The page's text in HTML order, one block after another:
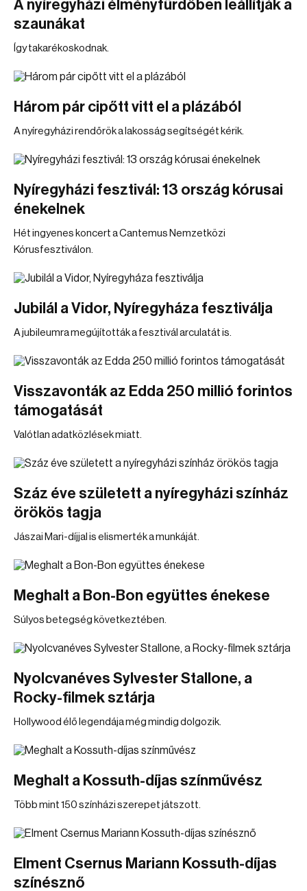
A nyíregyházi élményfürdőben leállítják a
szaunákat
Így takarékoskodnak.
Három pár cipőtt vitt el a plázából
A nyíregyházi rendőrök a lakosság segítségét kérik.
Nyíregyházi fesztivál: 13 ország kórusai
énekelnek
Hét ingyenes koncert a Cantemus Nemzetközi
Kórusfesztiválon.
Jubilál a Vidor, Nyíregyháza fesztiválja
A jubileumra megújították a fesztivál arculatát is.
Visszavonták az Edda 250 millió forintos
támogatását
Valótlan adatközlések miatt.
Száz éve született a nyíregyházi színház
örökös tagja
Jászai Mari-díjjal is elismerték a munkáját.
Meghalt a Bon-Bon együttes énekese
Súlyos betegség következtében.
Nyolcvanéves Sylvester Stallone, a
Rocky-filmek sztárja
Hollywood élő legendája még mindig dolgozik.
Meghalt a Kossuth-díjas színművész
Több mint 150 színházi szerepet játszott.
Elment Csernus Mariann Kossuth-díjas
színésznő